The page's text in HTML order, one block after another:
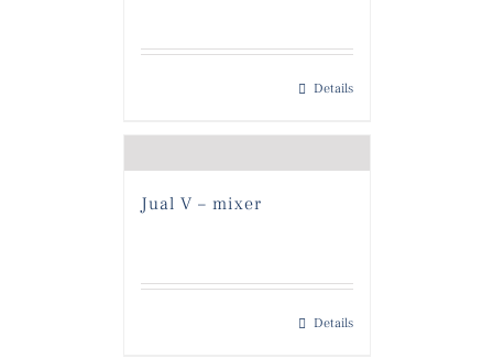
Details
Jual V – mixer
Details